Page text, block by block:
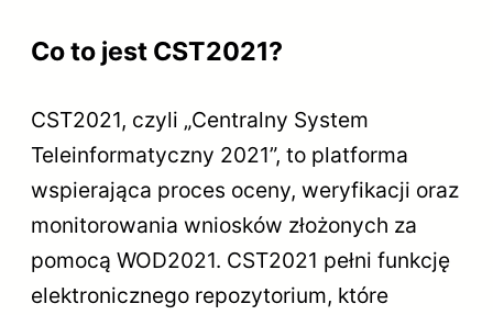
Co to jest CST2021?
CST2021, czyli „Centralny System
Teleinformatyczny 2021”, to platforma
wspierająca proces oceny, weryfikacji oraz
monitorowania wniosków złożonych za
pomocą WOD2021. CST2021 pełni funkcję
elektronicznego repozytorium, które